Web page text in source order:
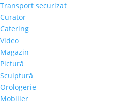
Transport securizat
Curator
Catering
Video
Magazin
Pictură
Sculptură
Orologerie
Mobilier
"Pomi"
Tema
Peisaj